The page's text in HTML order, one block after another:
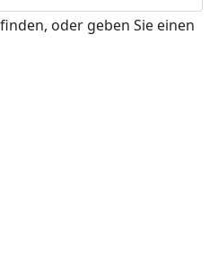
oder geben Sie einen